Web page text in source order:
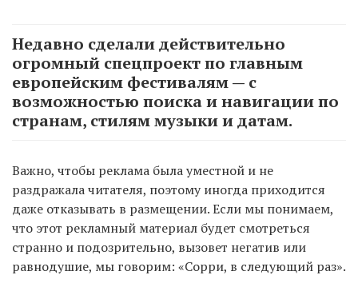
Недавно сделали действительно
огромный спецпроект по главным
европейским фестивалям — с
возможностью поиска и навигации по
странам, стилям музыки и датам.
Важно, чтобы реклама была уместной и не
раздражала читателя, поэтому иногда приходится
даже отказывать в размещении. Если мы понимаем,
что этот рекламный материал будет смотреться
странно и подозрительно, вызовет негатив или
равнодушие, мы говорим: «Сорри, в следующий раз».